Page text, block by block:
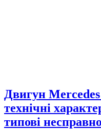
Двигун
технічні
типові